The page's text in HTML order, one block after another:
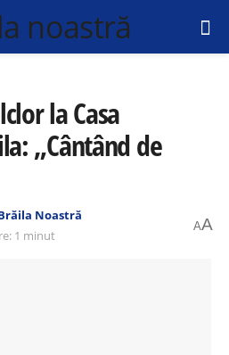
la Casa
„Cântând de
Noastră
1 minut
AA